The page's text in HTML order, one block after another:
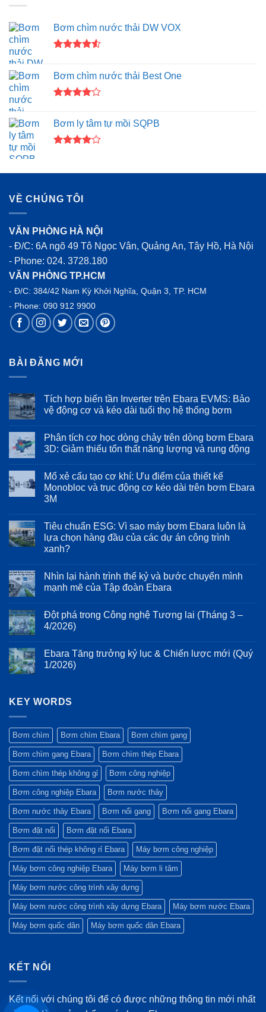
Bơm chìm nước thải DW VOX
5 sao
Bơm chìm nước thải Best One
4.005
sao
Bơm ly tâm tự mồi SQPB
4.005
VỀ CHÚNG TÔI
VĂN PHÒNG HÀ NỘI
- Đ/C: 6A ngõ 49 Tô Ngọc Vân, Quảng An, Tây Hồ, Hà Nội
- Phone: 024. 3728.180
VĂN PHÒNG TP.HCM
- Đ/C: 384/42 Nam Kỳ Khởi Nghĩa, Quận 3, TP. HCM
- Phone: 090 912 9900
BÀI ĐĂNG MỚI
Tích hợp biến tần Inverter trên Ebara EVMS: Bảo
vệ động cơ và kéo dài tuổi thọ hệ thống bơm
bình
luận
ở
biến
tần
Inverter
trên
Bảo
vệ
động
cơ
và
tuổi
thọ
hệ
Phân tích cơ học dòng chảy trên dòng bơm Ebara
3D: Giảm thiểu tổn thất năng lượng và rung động
bình
luận
ở
Phân
học
dòng
chảy
trên
dòng
3D:
Giảm
thiểu
năng
lượng
và
Mổ xẻ cấu tạo cơ khí: Ưu điểm của thiết kế
Monobloc và trục động cơ kéo dài trên bơm Ebara
3M
bình
luận
ở
Mổ
tạo
cơ
khí:
của
thiết
kế
trục
động
cơ
Ebara
Tiêu chuẩn ESG: Vì sao máy bơm Ebara luôn là
lựa chọn hàng đầu của các dự án công trình
xanh?
bình
luận
ở
ESG:
Vì
sao
Ebara
luôn
là
đầu
của
án
công
trình
xanh?
Nhìn lại hành trình thế kỷ và bước chuyển mình
mạnh mẽ của Tập đoàn Ebara
bình
luận
ở
hành
trình
thế
chuyển
mình
của
Tập
đoàn
Ebara
Đột phá trong Công nghệ Tương lai (Tháng 3 –
4/2026)
bình
luận
ở
Công
nghệ
(Tháng
3
–
4/2026)
Ebara Tăng trưởng kỷ lục & Chiến lược mới (Quý
1/2026)
luận
ở
trưởng
kỷ
lục
&
Chiến
lược
mới
(Quý
1/2026)
KEY WORDS
Bơm chìm Bơm chìm Ebara Bơm chìm gang
Bơm chìm gang Ebara Bơm chìm thép Ebara
Bơm chìm thép không gỉ Bơm công nghiệp
Bơm công nghiệp Ebara Bơm nước thảy
Bơm nước thảy Ebara Bơm nổi gang Bơm nổi gang Ebara
Bơm đặt nổi Bơm đặt nổi Ebara
Bơm đặt nổi thép không rỉ Ebara Máy bơm công nghiệp
Máy bơm công nghiệp Ebara Máy bơm li tâm
Máy bơm nước công trình xây dựng
Máy bơm nước công trình xây dựng Ebara Máy bơm nước Ebara
Máy bơm quốc dân Máy bơm quốc dân Ebara
KẾT NỐI
Kết nối với chúng tôi để có được những thông tin mới nhất